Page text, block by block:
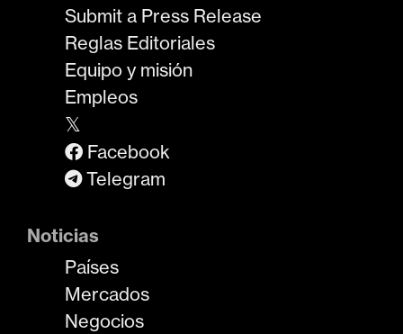
Submit a Press Release
Reglas Editoriales
Equipo y misión
Empleos
𝕏
Facebook
Telegram
Noticias
Países
Mercados
Negocios